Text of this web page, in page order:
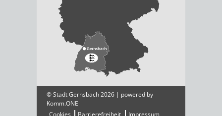
© Stadt Gernsbach 2026 | powered by
Komm.ONE
Cookies
Barrierefreiheit Impressum